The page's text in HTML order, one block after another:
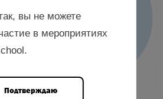
вы не можете
в мероприятиях
Подтверждаю